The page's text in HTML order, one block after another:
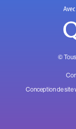
©
Conception de site